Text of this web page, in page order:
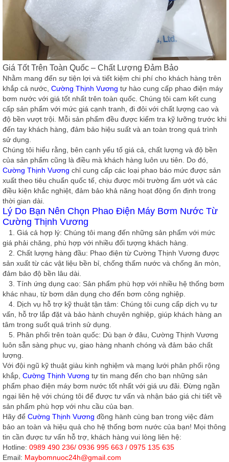
Giá Tốt Trên Toàn Quốc – Chất Lượng Đảm Bảo
Nhằm mang đến sự tiện lợi và tiết kiệm chi phí cho khách hàng trên
khắp cả nước, Cường Thịnh Vương tự hào cung cấp phao điện máy
bơm nước với giá tốt nhất trên toàn quốc. Chúng tôi cam kết cung
cấp sản phẩm với mức giá cạnh tranh, đi đôi với chất lượng cao và
độ bền vượt trội. Mỗi sản phẩm đều được kiểm tra kỹ lưỡng trước khi
đến tay khách hàng, đảm bảo hiệu suất và an toàn trong quá trình
sử dụng.
Chúng tôi hiểu rằng, bên cạnh yếu tố giá cả, chất lượng và độ bền
của sản phẩm cũng là điều mà khách hàng luôn ưu tiên. Do đó,
Cường Thịnh Vương chỉ cung cấp các loại phao báo mức được sản
xuất theo tiêu chuẩn quốc tế, chịu được môi trường ẩm ướt và các
điều kiện khắc nghiệt, đảm bảo khả năng hoạt động ổn định trong
thời gian dài.
Lý Do Bạn Nên Chọn Phao Điện Máy Bơm Nước Từ
Cường Thịnh Vương
1. Giá cả hợp lý: Chúng tôi mang đến những sản phẩm với mức
giá phải chăng, phù hợp với nhiều đối tượng khách hàng.
2. Chất lượng hàng đầu: Phao điện từ Cường Thịnh Vương được
sản xuất từ các vật liệu bền bỉ, chống thấm nước và chống ăn mòn,
đảm bảo độ bền lâu dài.
3. Tính ứng dụng cao: Sản phẩm phù hợp với nhiều hệ thống bơm
khác nhau, từ bơm dân dụng cho đến bơm công nghiệp.
4. Dịch vụ hỗ trợ kỹ thuật tận tâm: Chúng tôi cung cấp dịch vụ tư
vấn, hỗ trợ lắp đặt và bảo hành chuyên nghiệp, giúp khách hàng an
tâm trong suốt quá trình sử dụng.
5. Phân phối trên toàn quốc: Dù bạn ở đâu, Cường Thịnh Vương
luôn sẵn sàng phục vụ, giao hàng nhanh chóng và đảm bảo chất
lượng.
Với đội ngũ kỹ thuật giàu kinh nghiệm và mạng lưới phân phối rộng
khắp, Cường Thịnh Vương tự tin mang đến cho bạn những sản
phẩm phao điện máy bơm nước tốt nhất với giá ưu đãi. Đừng ngần
ngại liên hệ với chúng tôi để được tư vấn và nhận báo giá chi tiết về
sản phẩm phù hợp với nhu cầu của bạn.
Hãy để Cường Thịnh Vương đồng hành cùng bạn trong việc đảm
bảo an toàn và hiệu quả cho hệ thống bơm nước của bạn! Mọi thông
tin cần được tư vấn hỗ trợ, khách hàng vui lòng liên hệ:
Hotline: 0989 490 236/ 0936 995 663 / 0975 135 635
Email: Maybomnuoc24h@gmail.com